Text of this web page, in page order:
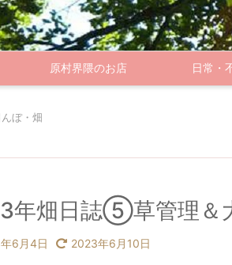
原村界隈のお店 日常・
んぼ・畑
年畑日誌⑤草管理＆
6月4日 2023年6月10日